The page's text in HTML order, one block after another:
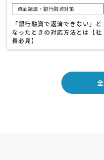
資金調達・銀行融資対策
「銀行融資で返済できない」と
なったときの対応方法とは【社
長必見】